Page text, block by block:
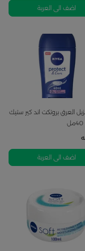
اضف الى العربة
العرق بروتكت اند كير ستيك
اضف الى العربة